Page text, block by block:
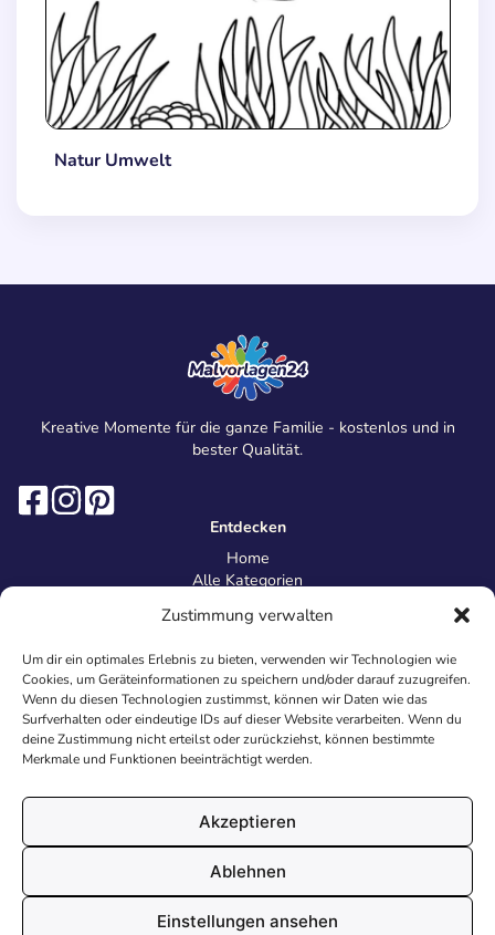
Zustimmung verwalten
Um dir ein optimales Erlebnis zu bieten, verwenden wir Technologien wie
Cookies, um Geräteinformationen zu speichern und/oder darauf zuzugreifen.
Wenn du diesen Technologien zustimmst, können wir Daten wie das
Surfverhalten oder eindeutige IDs auf dieser Website verarbeiten. Wenn du
deine Zustimmung nicht erteilst oder zurückziehst, können bestimmte
Merkmale und Funktionen beeinträchtigt werden.
Akzeptieren
Ablehnen
Einstellungen ansehen
Natur Umwelt
Kreative Momente für die ganze Familie - kostenlos und in
bester Qualität.
Entdecken
Home
Alle Kategorien
Information
Über uns
Kontakt
Inhaltsrichtlinien
Recht & Datenschutz
Impressum
AGB
Cookies
© 2026 Malvorlagen24.de - Alle Rechte vorbehalten. Made with